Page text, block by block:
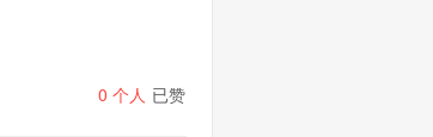
0 个人 已赞